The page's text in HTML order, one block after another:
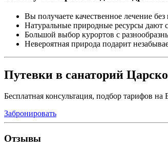
Вы получаете качественное лечение без
Натуральные природные ресурсы дают
Большой выбор курортов с
Невероятная природа подарит
Путевки в санаторий
Бесплатная консультация, подбор тарифов
Забронировать
Отзывы